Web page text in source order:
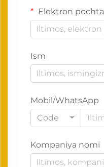
Elektron pochta
Ism
Mobil/WhatsApp
Code
Kompaniya nomi